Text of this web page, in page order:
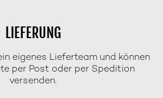
LIEFERUNG
eigenes Lieferteam und können
per Post oder per Spedition
versenden.